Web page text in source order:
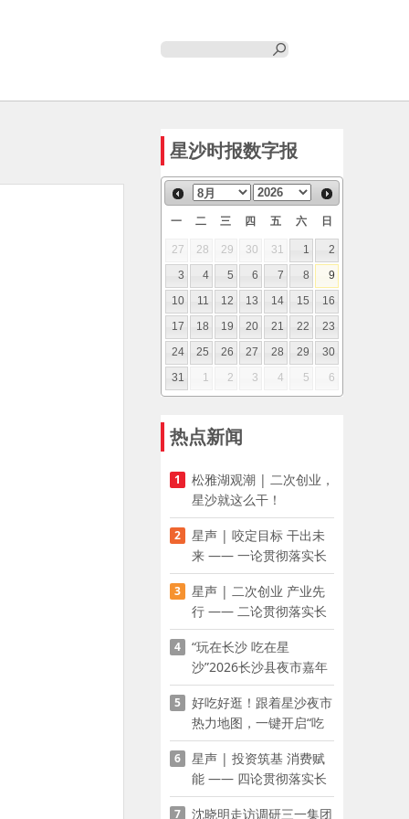
星沙时报数字报
一 二 三 四 五 六 日
27 28 29 30 31 1
2
3
4 5 6 7 8
9
10
11 12 13 14 15
16
17
18 19 20 21 22
23
24
25 26 27 28 29
30
31
1 2 3 4 5 6
热点新闻
1
松雅湖观潮 | 二次创业，
星沙就这么干！
2
星声 | 咬定目标 干出未
来 —— 一论贯彻落实长
沙县第十五次党代会精神
3
星声 | 二次创业 产业先
行 —— 二论贯彻落实长
沙县第十五次党代会精神
4
“玩在长沙 吃在星
沙”2026长沙县夜市嘉年
华启幕
5
好吃好逛！跟着星沙夜市
热力地图，一键开启“吃
喝玩乐”模式
6
星声 | 投资筑基 消费赋
能 —— 四论贯彻落实长
沙县第十五次党代会精神
7 沈晓明走访调研三一集团